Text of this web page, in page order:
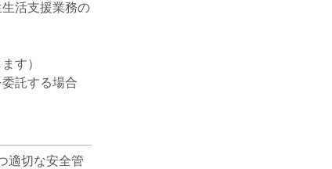
活支援業務の
す）
託する場合
適切な安全管